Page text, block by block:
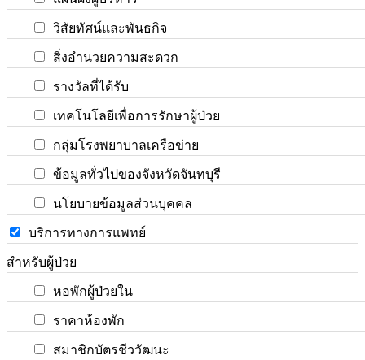
วิสัยทัศน์และพันธกิจ
สิ่งอำนวยความสะดวก
รางวัลที่ได้รับ
เทคโนโลยีเพื่อการรักษาผู้ป่วย
กลุ่มโรงพยาบาลเครือข่าย
ข้อมูลทั่วไปของจังหวัดจันทบุรี
นโยบายข้อมูลส่วนบุคคล
บริการทางการแพทย์
สำหรับผู้ป่วย
หอพักผู้ป่วยใน
ราคาห้องพัก
สมาชิกบัตรชีววัฒนะ